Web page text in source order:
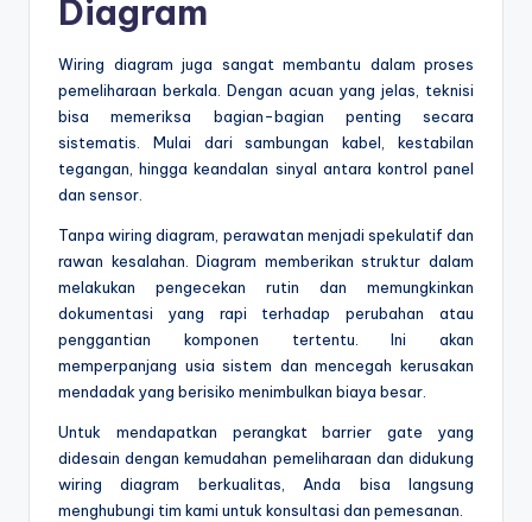
Diagram
Wiring diagram juga sangat membantu dalam proses
pemeliharaan berkala. Dengan acuan yang jelas, teknisi
bisa memeriksa bagian-bagian penting secara
sistematis. Mulai dari sambungan kabel, kestabilan
tegangan, hingga keandalan sinyal antara kontrol panel
dan sensor.
Tanpa wiring diagram, perawatan menjadi spekulatif dan
rawan kesalahan. Diagram memberikan struktur dalam
melakukan pengecekan rutin dan memungkinkan
dokumentasi yang rapi terhadap perubahan atau
penggantian komponen tertentu. Ini akan
memperpanjang usia sistem dan mencegah kerusakan
mendadak yang berisiko menimbulkan biaya besar.
Untuk mendapatkan perangkat barrier gate yang
didesain dengan kemudahan pemeliharaan dan didukung
wiring diagram berkualitas, Anda bisa langsung
menghubungi tim kami untuk konsultasi dan pemesanan.